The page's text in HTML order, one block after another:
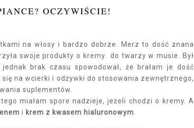
OCZYWIŚCIE!
na włosy i bardzo dobrze. Merz to dość znana
swoje produkty o kremy do twarzy w musie. Był
brak czasu spowodował, że brałam je dość
na wcierki i odżywki do stosowania zewnętrznego,
suplementów.
miałam spore nadzieje, jeżeli chodzi o kremy. A
i krem z kwasem hialuronowym